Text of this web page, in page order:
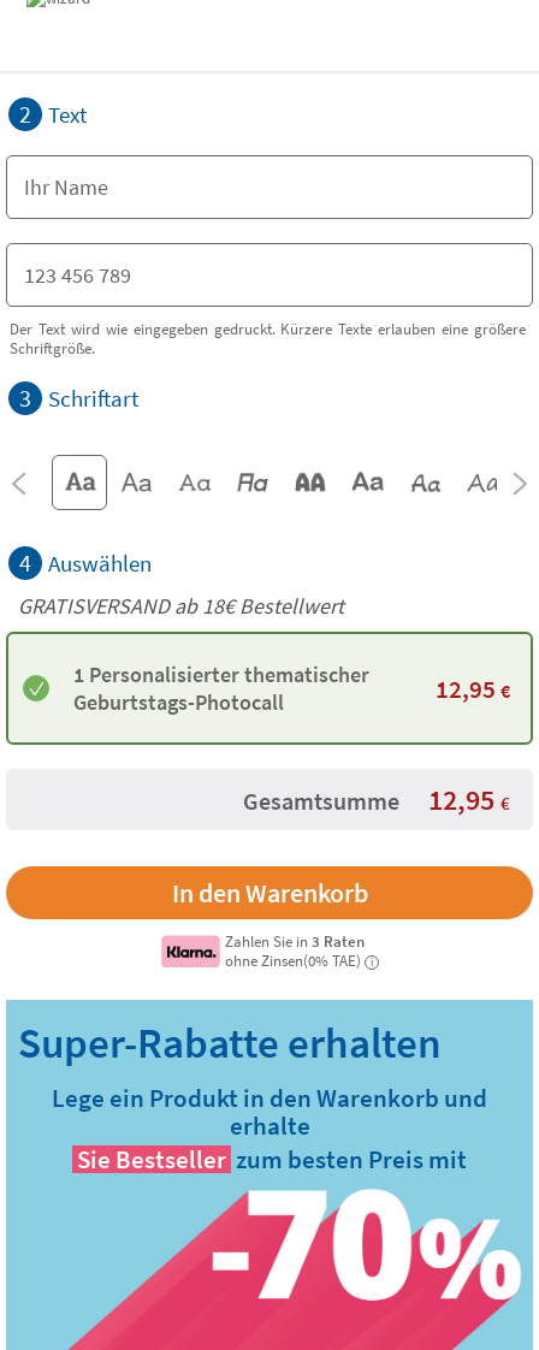
2 Text
Der Text wird wie eingegeben gedruckt. Kürzere Texte erlauben eine größere
Schriftgröße.
3 Schriftart
4 Auswählen
GRATISVERSAND ab18€Bestellwert
1 Personalisierter thematischer
Geburtstags-Photocall
12,95 €
Gesamtsumme 12,95 €
Zahlen Sie in3 Raten
ohne Zinsen(0% TAE)
i
Lege ein Produkt in den Warenkorb und
erhalte
Sie Bestseller zum besten Preis mit